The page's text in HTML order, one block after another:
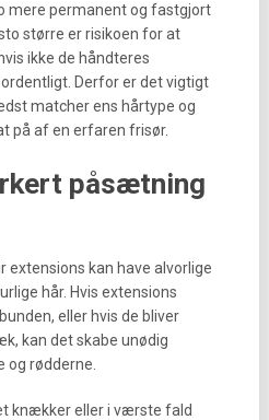
mere permanent og fastgjort
større er risikoen for at
ikke de håndteres
Derfor er det vigtigt
matcher ens hårtype og
på af en erfaren frisør.
påsætning
extensions kan have alvorlige
hår. Hvis extensions
eller hvis de bliver
kan det skabe unødig
og rødderne.
knækker eller i værste fald